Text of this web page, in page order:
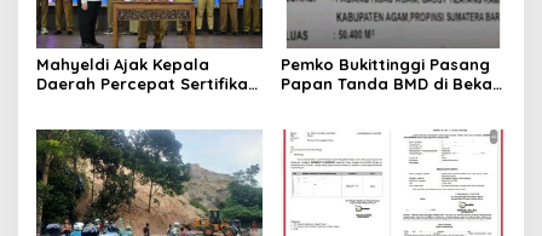
Mahyeldi Ajak Kepala
Daerah Percepat Sertifikasi
Nasional
Pemko Bukittinggi Pasang
Papan Tanda BMD di Bekas